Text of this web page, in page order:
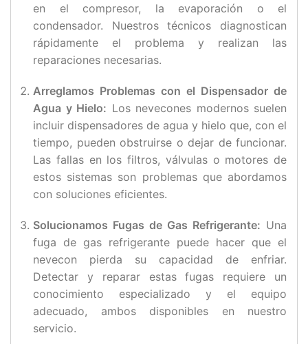
en el compresor, la evaporación o el
condensador. Nuestros técnicos diagnostican
rápidamente el problema y realizan las
reparaciones necesarias.
Arreglamos Problemas con el Dispensador de
Agua y Hielo: Los nevecones modernos suelen
incluir dispensadores de agua y hielo que, con el
tiempo, pueden obstruirse o dejar de funcionar.
Las fallas en los filtros, válvulas o motores de
estos sistemas son problemas que abordamos
con soluciones eficientes.
Solucionamos Fugas de Gas Refrigerante: Una
fuga de gas refrigerante puede hacer que el
nevecon pierda su capacidad de enfriar.
Detectar y reparar estas fugas requiere un
conocimiento especializado y el equipo
adecuado, ambos disponibles en nuestro
servicio.